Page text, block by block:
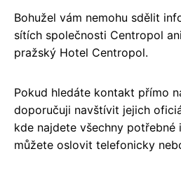
Bohužel vám nemohu sdělit
sítích společnosti Centropol
pražský Hotel Centropol.
Pokud hledáte kontakt přímo
doporučuji navštívit jejich
kde najdete všechny potřebné
můžete oslovit telefonicky